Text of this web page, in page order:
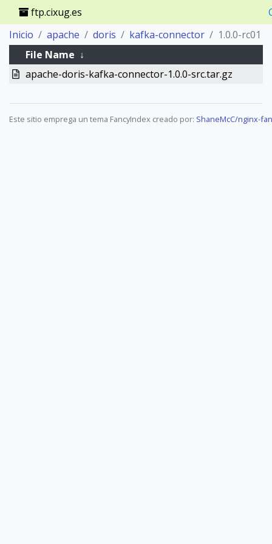
ftp.cixug.es
Inicio
apache doris kafka-connector
1.0.0-rc01
File Name ↓
apache-doris-kafka-connector-1.0.0-src.tar.gz
Este sitio emprega un tema FancyIndex creado por: ShaneMcC/nginx-